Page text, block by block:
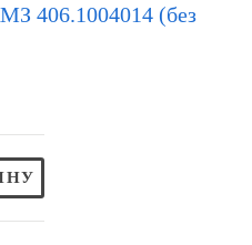
406.1004014 (без